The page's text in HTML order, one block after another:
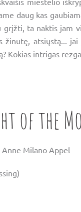
daug kas
grįžti, ta naktis jam
žinutę, atsiųstą...
Kokias intrigas
of the
Anne Milano Appel